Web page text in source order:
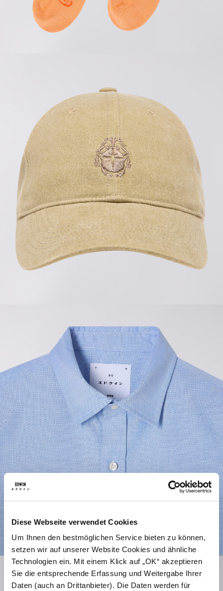
Diese Webseite verwendet Cookies
Um Ihnen den bestmöglichen Service bieten zu können,
setzen wir auf unserer Website Cookies und ähnliche
Technologien ein. Mit einem Klick auf „OK“ akzeptieren
Sie die entsprechende Erfassung und Weitergabe Ihrer
Daten (auch an Drittanbieter). Die Daten werden für